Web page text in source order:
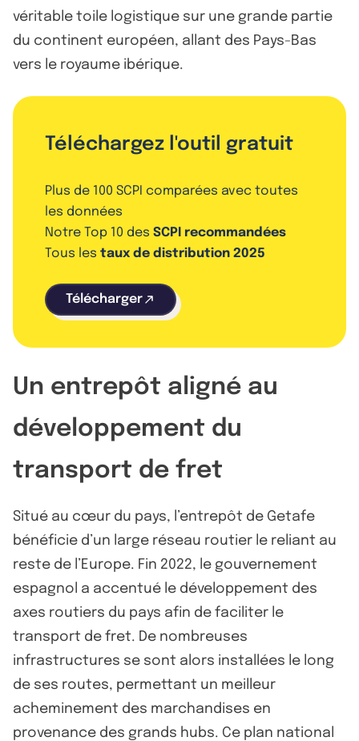
véritable toile logistique sur une grande partie
du continent européen, allant des Pays-Bas
vers le royaume ibérique.
Téléchargez l'outil gratuit
Plus de 100 SCPI comparées avec toutes
les données
Notre Top 10 des SCPI recommandées
Tous les taux de distribution 2025
Télécharger
Un entrepôt aligné au
développement du
transport de fret
Situé au cœur du pays, l’entrepôt de Getafe
bénéficie d’un large réseau routier le reliant au
reste de l’Europe. Fin 2022, le gouvernement
espagnol a accentué le développement des
axes routiers du pays afin de faciliter le
transport de fret. De nombreuses
infrastructures se sont alors installées le long
de ses routes, permettant un meilleur
acheminement des marchandises en
provenance des grands hubs. Ce plan national